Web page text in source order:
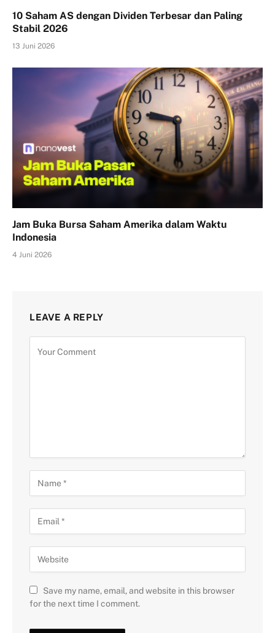
10 Saham AS dengan Dividen Terbesar dan Paling
Stabil 2026
13 Juni 2026
Jam Buka Bursa Saham Amerika dalam Waktu
Indonesia
4 Juni 2026
LEAVE A REPLY
Save my name, email, and website in this browser
for the next time I comment.